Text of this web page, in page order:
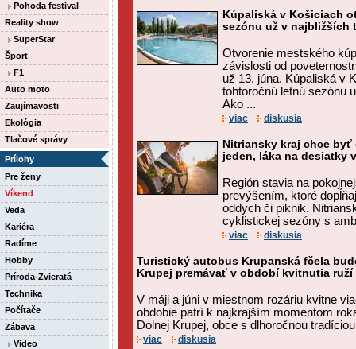
Pohoda festival
Reality show
SuperStar
Šport
F1
Auto moto
Zaujímavosti
Ekológia
Tlačové správy
Prílohy
Pre ženy
Víkend
Veda
Kariéra
Radíme
Hobby
Príroda-Zvieratá
Technika
Počítače
Zábava
Video
Kúpaliská v Košiciach
sezónu už v najbližších
Otvorenie mestského
závislosti od
už 13. júna. Kúpaliská v
tohtoročnú letnú sezónu
Ako ...
viac diskusia
Nitriansky kraj chce
jeden, láka na desiatky
Región stavia na
prevýšením, ktoré
oddych či piknik.
cyklistickej sezóny s
viac diskusia
Turistický autobus Krupanská fčela
Krupej premávať v období kvitnutia ruží
V máji a júni v miestnom rozáriu kvitne
obdobie patrí k najkrajším momentom
Dolnej Krupej, obce s dlhoročnou
viac diskusia